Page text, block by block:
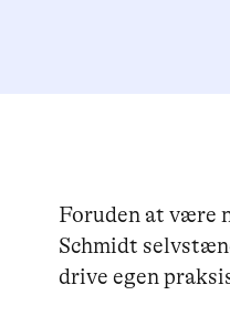
Foruden at være
Schmidt
drive egen